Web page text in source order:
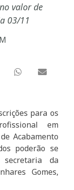
valor de
03/11
para os
em
Acabamento
poderão se
da
Gomes,